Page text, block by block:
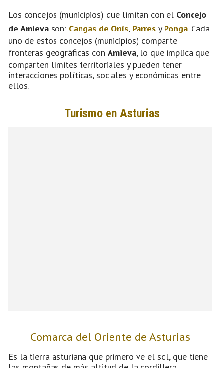
Los concejos (municipios) que limitan con el Concejo
de Amieva son: Cangas de Onís, Parres y Ponga. Cada
uno de estos concejos (municipios) comparte
fronteras geográficas con Amieva, lo que implica que
comparten límites territoriales y pueden tener
interacciones políticas, sociales y económicas entre
ellos.
Comarca del Oriente de Asturias
Es la tierra asturiana que primero ve el sol, que tiene